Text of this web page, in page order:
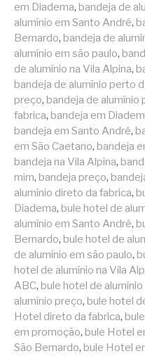
em Diadema, bandeja de
alumínio em Santo André,
Bernardo, bandeja de
alumínio em são paulo,
de alumínio na Vila Alpina,
bandeja de alumínio perto
preço, bandeja de alumínio
fabrica, bandeja em
bandeja em Santo André,
em São Caetano, bandeja
bandeja na Vila Alpina,
mim, bandeja preço,
alumínio direto da fabrica,
Diadema, bule hotel de
alumínio em Santo André,
Bernardo, bule hotel de
de alumínio em são paulo,
hotel de alumínio na Vila
ABC, bule hotel de
alumínio preço, bule hotel
Hotel direto da fabrica,
em promoção, bule Hotel
São Bernardo, bule Hotel